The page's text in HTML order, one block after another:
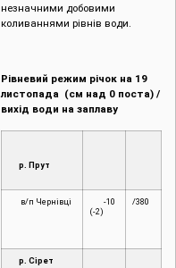
незначними добовими
коливаннями рівнів води.
Рівневий режим річок на 19
листопада (см над 0 поста) /
вихід води на заплаву
р. Прут
в/п Чернівці
-10
(-2)
/380
р. Сірет